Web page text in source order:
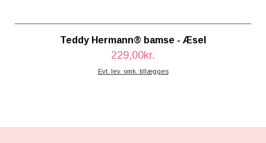
Teddy Hermann® bamse - Æsel
229,00kr.
Evt. lev. omk. tillægges